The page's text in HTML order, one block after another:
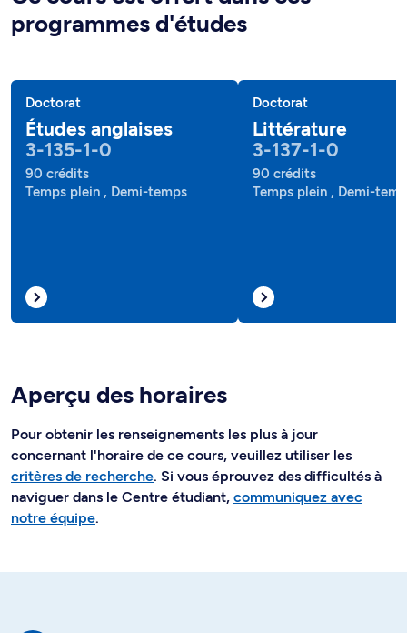
programmes d'études
Doctorat
Études anglaises
3-135-1-0
90 crédits
Temps plein , Demi-temps
Doctorat
Littérature
3-137-1-0
90 crédits
Temps plein , Demi-
Aperçu des horaires
Pour obtenir les renseignements les plus à jour
concernant l'horaire de ce cours, veuillez utiliser les
critères de recherche. Si vous éprouvez des difficultés à
naviguer dans le Centre étudiant, communiquez avec
notre équipe.